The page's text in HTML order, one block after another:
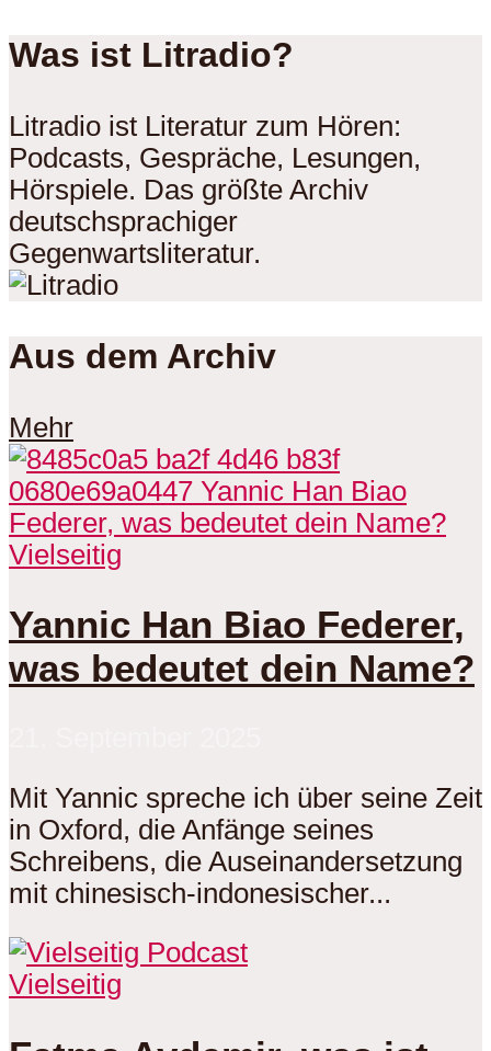
Was ist Litradio?
Litradio ist Literatur zum Hören:
Podcasts, Gespräche, Lesungen,
Hörspiele. Das größte Archiv
deutschsprachiger
Gegenwartsliteratur.
Aus dem Archiv
Mehr
Vielseitig
Yannic Han Biao Federer,
was bedeutet dein Name?
Mit Yannic spreche ich über seine Zeit
in Oxford, die Anfänge seines
Schreibens, die Auseinandersetzung
mit chinesisch-indonesischer...
Vielseitig